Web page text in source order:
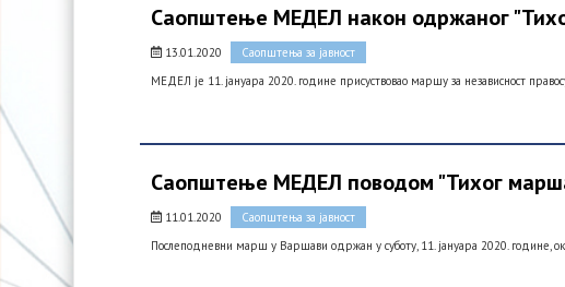
Саопштење МЕДЕЛ након одржаног
13.01.2020
Саопштења за јавност
МЕДЕЛ је 11. јануара 2020. године присуствовао маршу за независност
Саопштење МЕДЕЛ поводом "Тихог
11.01.2020
Саопштења за јавност
Послеподневни марш у Варшави одржан у суботу, 11. јануара 2020. године,